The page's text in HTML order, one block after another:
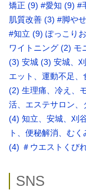
矯正 (9) #愛知 (9) #
肌質改善 (3) #脚やせ
‪#知立 (9) ぽっこり
ワイトニング (2) モ
(3) 安城 (3) 安城、
エット、運動不足
(2) 生理痛、冷え、
活、エステサロン、
(4) 知立、安城、刈
ト、便秘解消、むく
(4) ＃ウエストくび
SNS